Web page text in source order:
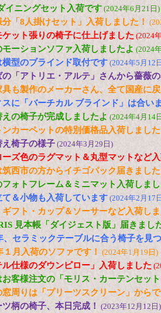
イニングセット入荷です (2024年6月21日)
分「8人掛けセット」入荷しました！
ケット張りの椅子に仕上げました (2024
モーションソファ入荷しましたよ (2024
横型のブラインド取付です (2024年5月12
の「アトリエ・アルテ」さんから薔薇
具も製作のメーカーさん、全て国産に
スに「バーチカル ブラインド」は合い
えの椅子が完成しましたよ (2024年4月14
ンカーペットの特別価格品入荷しました
え椅子の様子 (2024年3月29日)
ーズ色のラグマット＆丸型マットなど
筑西市の方からイチゴパック届きました
フォトフレーム＆ミニマット入荷しま
て＆小物も入荷しています (2024年2月17
ギフト・カップ＆ソーサーなど入荷し
見本帳「ダイジェスト版」届きまし
、セラミックテーブルに合う椅子を見
１月入荷のソファです！ (2024年1月19日)
ル仕様のダウンピロー」入荷しました
お客様注文の「モリス・カーテンセッ
窓周りは「プリーツスクリーン」から
ツ柄の椅子、本日完成！ (2023年12月12日)